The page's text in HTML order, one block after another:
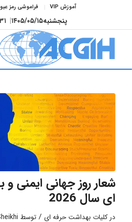
آموزش VIP فراموشی رمز
پنجشنبه۱۴۰۵/۰۵/۱۵|
شعار روز جهانی ایمنی
ای سال 2026
در کلیات بهداشت حرفه ای / توسط